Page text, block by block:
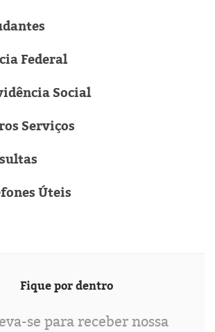
Federal
Social
Serviços
Úteis
Fique por dentro
se para receber nossa